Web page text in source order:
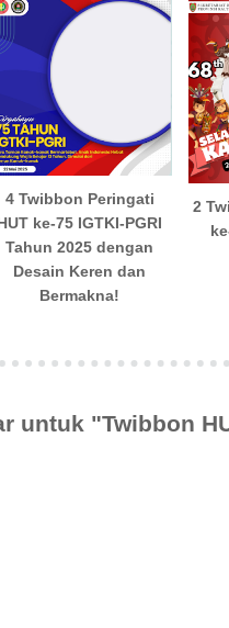
4 Twibbon Peringati
ke-75 IGTKI-PGRI
Tahun 2025 dengan
Desain Keren dan
Bermakna!
2
untuk "Twibbon